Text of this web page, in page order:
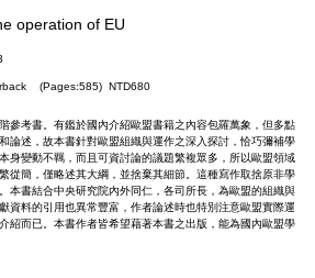
operation of EU
(Pages:585) NTD680
考書。有鑑於國內介紹歐盟書籍之內容包羅萬象，但多點
論述，故本書針對歐盟組織與運作之深入探討，恰巧彌補學
身變動不羈，而且可資討論的議題繁複眾多，所以歐盟領域
從簡，僅略述其大綱，並捨棄其細節。這種寫作取捨原非學
本書結合中央研究院內外同仁，各司所長，為歐盟的組織與
資料的引用也異常豐富，作者論述時也特別注意歐盟實際運
紹而已。本書作者皆希望藉著本書之出版，能為國內歐盟學